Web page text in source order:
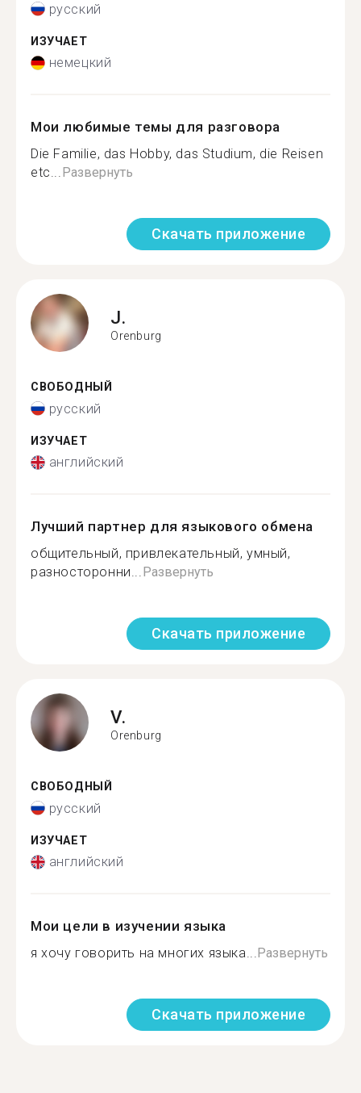
русский
ИЗУЧАЕТ
немецкий
Мои любимые темы для разговора
Die Familie, das Hobby, das Studium, die Reisen
etc...Развернуть
Скачать приложение
J.
Orenburg
СВОБОДНЫЙ
русский
ИЗУЧАЕТ
английский
Лучший партнер для языкового обмена
общительный, привлекательный, умный,
разносторонни...Развернуть
Скачать приложение
V.
Orenburg
СВОБОДНЫЙ
русский
ИЗУЧАЕТ
английский
Мои цели в изучении языка
я хочу говорить на многих языка...Развернуть
Скачать приложение